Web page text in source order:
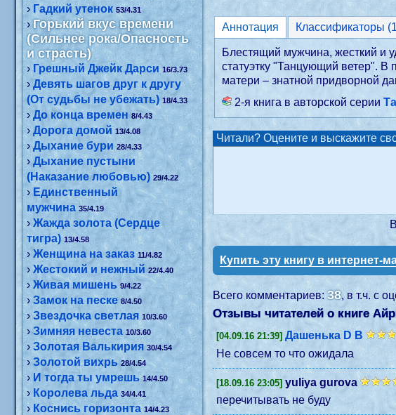
› Гадкий утенок 53/4.31
›Горький вкус времени
(Сильнее рока/Опасность
и страсть)
›Грешный Джейк Дарси 16/3.73
›Девять шагов друг к другу
(От судьбы не убежать) 18/4.33
›До конца времен 8/4.43
›Дорога домой 13/4.08
›Дыхание бури 28/4.33
›Дыхание пустыни
(Наказание любовью) 29/4.22
›Единственный
мужчина 35/4.19
›Жажда золота (Сердце
тигра) 13/4.58
›Женщина на заказ 11/4.82
›Жестокий и нежный 22/4.40
›Живая мишень 9/4.22
›Замок на песке 8/4.50
›Звездочка светлая 10/3.60
›Зимняя невеста 10/3.60
›Золотая Валькирия 30/4.54
›Золотой вихрь 28/4.54
› И тогда ты умрешь 14/4.50
›Королева льда 34/4.41
›Коснись горизонта 14/4.23
Аннотация
Блестящий мужчина, жесткий и
статуэтку "Танцующий ветер". В
матери – знатной придворной
2-я книга в авторской серии
Читали? Оцените и выскажите
Купить эту книгу в интернет-
Всего комментариев:38, в т.ч. с
Отзывы читателей о книге
[04.09.16 21:39] Дашенька D B
Не совсем то что ожидала
[18.09.16 23:05] yuliya gurova
перечитывать не буду